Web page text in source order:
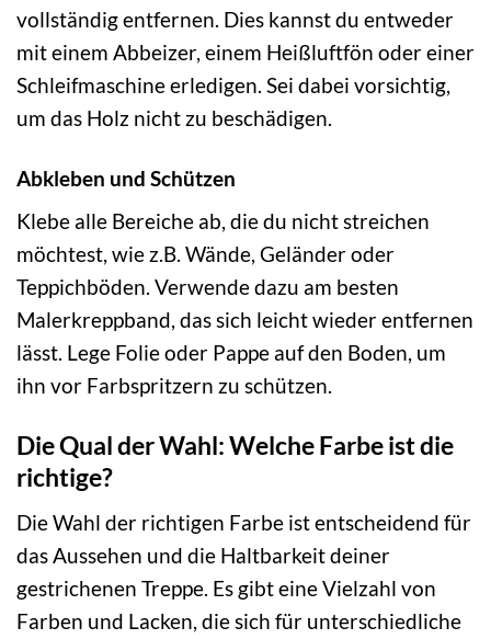
vollständig entfernen. Dies kannst du entweder
mit einem Abbeizer, einem Heißluftfön oder einer
Schleifmaschine erledigen. Sei dabei vorsichtig,
um das Holz nicht zu beschädigen.
Abkleben und Schützen
Klebe alle Bereiche ab, die du nicht streichen
möchtest, wie z.B. Wände, Geländer oder
Teppichböden. Verwende dazu am besten
Malerkreppband, das sich leicht wieder entfernen
lässt. Lege Folie oder Pappe auf den Boden, um
ihn vor Farbspritzern zu schützen.
Die Qual der Wahl: Welche Farbe ist die
richtige?
Die Wahl der richtigen Farbe ist entscheidend für
das Aussehen und die Haltbarkeit deiner
gestrichenen Treppe. Es gibt eine Vielzahl von
Farben und Lacken, die sich für unterschiedliche